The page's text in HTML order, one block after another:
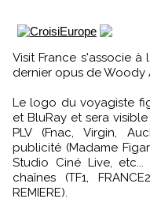
Visit France s'associe à la sortie du DVD "Minuit à Paris", le
dernier opus de Woody
Le logo du voyagiste
et BluRay et sera
PLV (Fnac, Virgin,
publicité (Madame
Studio Ciné Live,
chaînes (TF1,
REMIERE).